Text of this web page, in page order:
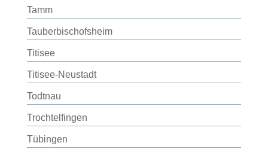
Tamm
Tauberbischofsheim
Titisee
Titisee-Neustadt
Todtnau
Trochtelfingen
Tübingen